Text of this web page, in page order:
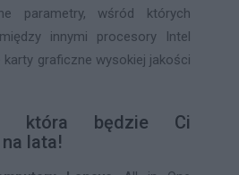
parametry, wśród których
innymi procesory Intel
karty graficzne wysokiej jakości
która będzie Ci
lata!